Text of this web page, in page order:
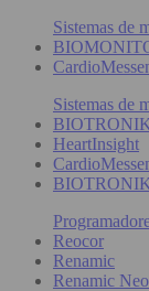
Sistemas de
Sistemas de
HeartInsight
Reocor
Renamic
Renamic Neo